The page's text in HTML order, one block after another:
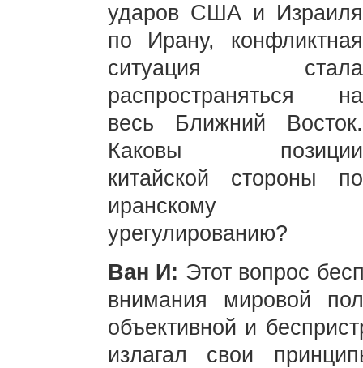
ударов США и Израиля
по Ирану, конфликтная
ситуация стала
распространяться на
весь Ближний Восток.
Каковы позиции
китайской стороны по
иранскому
урегулированию?
Ван И: Этот вопрос
внимания мировой
объективной и
излагал свои